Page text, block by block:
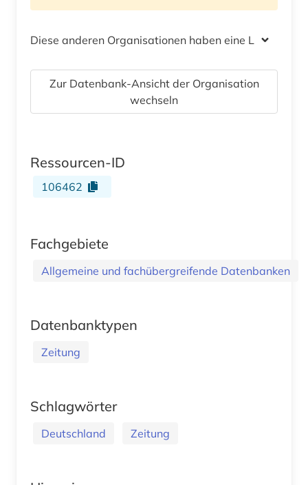
Diese anderen Organisationen haben eine Lizenz
Zur Datenbank-Ansicht der Organisation
wechseln
Ressourcen-ID
106462
Fachgebiete
Allgemeine und fachübergreifende Datenbanken
Datenbanktypen
Zeitung
Schlagwörter
Deutschland Zeitung